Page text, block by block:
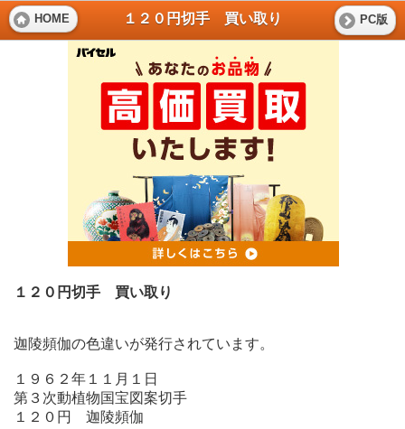
HOME １２０円切手 買い取り PC版
１２０円切手 買い取り
迦陵頻伽の色違いが発行されています。
１９６２年１１月１日
第３次動植物国宝図案切手
１２０円 迦陵頻伽